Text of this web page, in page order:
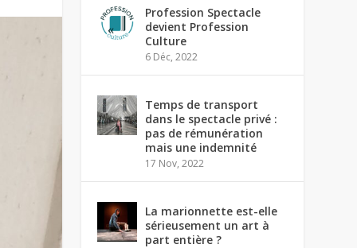
Profession Spectacle
devient Profession
Culture
6 Déc, 2022
Temps de transport
dans le spectacle privé :
pas de rémunération
mais une indemnité
17 Nov, 2022
La marionnette est-elle
sérieusement un art à
part entière ?